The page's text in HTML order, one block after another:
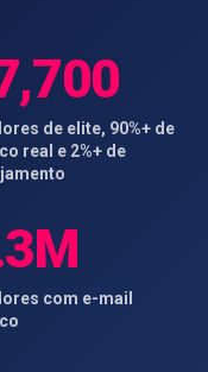
de elite, 90%+ de
real e 2%+ de
com e-mail